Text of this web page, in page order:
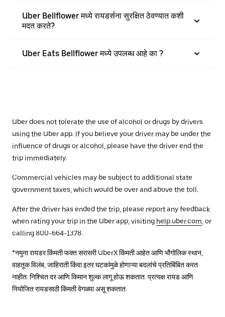
Uber Bellflower मध्ये रायडर्सना सुरक्षित ठेवण्यात कशी
मदत करते?
Uber Eats Bellflower मध्ये उपलब्ध आहे का ?
Uber does not tolerate the use of alcohol or drugs by drivers
using the Uber app. If you believe your driver may be under the
influence of drugs or alcohol, please have the driver end the
trip immediately.
Commercial vehicles may be subject to additional state
government taxes, which would be over and above the toll.
After the driver has ended the trip, please report any feedback
when rating your trip in the Uber app, visiting help.uber.com , or
calling 800-664-1378.
*नमुना रायडर किंमती फक्त सरासरी UberX किंमती आहेत आणि भौगोलिक स्थान,
वाहतूक विलंब, जाहिराती किंवा इतर घटकांमुळे होणाऱ्या बदलांचे प्रतिबिंबित करत
नाहीत. निश्चित दर आणि किमान शुल्क लागू होऊ शकतात. प्रत्यक्ष रायड आणि
नियोजित रायडसाठी किंमती वेगळ्या असू शकतात.